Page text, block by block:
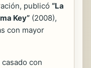
publicó “La
Key” (2008),
con mayor
con